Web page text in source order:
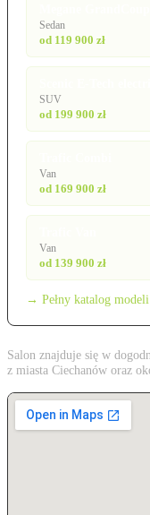
Sedan
od 119 900 zł
SUV
od 199 900 zł
Van
od 169 900 zł
Van
od 139 900 zł
→ Pełny katalog
Salon znajduje się w
z miasta Ciechanów oraz